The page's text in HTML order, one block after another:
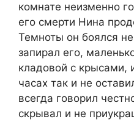
комнате неизменно
его смерти Нина
Темноты он боялся
запирал его,
кладовой с крысами,
часах так и не
всегда говорил
скрывал и не